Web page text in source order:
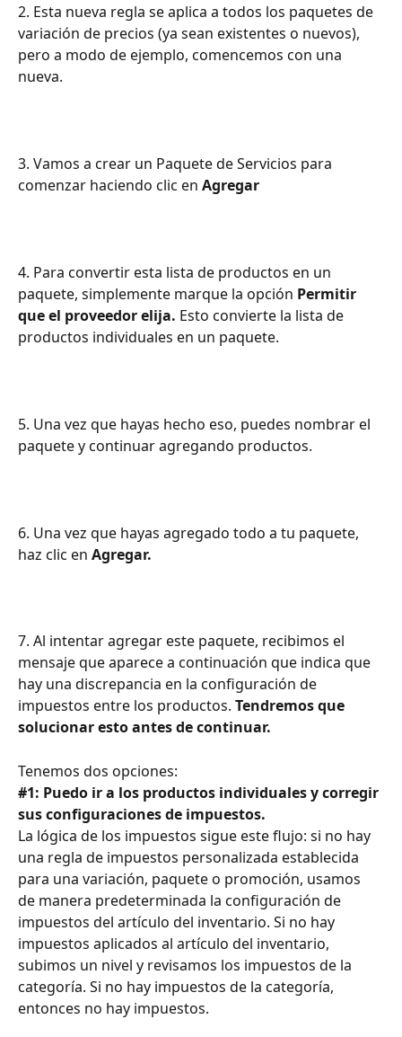
2. Esta nueva regla se aplica a todos los paquetes de
variación de precios (ya sean existentes o nuevos),
pero a modo de ejemplo, comencemos con una
nueva.
3. Vamos a crear un Paquete de Servicios para
comenzar haciendo clic en Agregar
4. Para convertir esta lista de productos en un
paquete, simplemente marque la opción Permitir
que el proveedor elija. Esto convierte la lista de
productos individuales en un paquete.
5. Una vez que hayas hecho eso, puedes nombrar el
paquete y continuar agregando productos.
6. Una vez que hayas agregado todo a tu paquete,
haz clic en Agregar.
7. Al intentar agregar este paquete, recibimos el
mensaje que aparece a continuación que indica que
hay una discrepancia en la configuración de
impuestos entre los productos. Tendremos que
solucionar esto antes de continuar.
Tenemos dos opciones:
#1: Puedo ir a los productos individuales y corregir
sus configuraciones de impuestos.
La lógica de los impuestos sigue este flujo: si no hay
una regla de impuestos personalizada establecida
para una variación, paquete o promoción, usamos
de manera predeterminada la configuración de
impuestos del artículo del inventario. Si no hay
impuestos aplicados al artículo del inventario,
subimos un nivel y revisamos los impuestos de la
categoría. Si no hay impuestos de la categoría,
entonces no hay impuestos.